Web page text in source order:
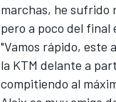
marchas, he sufrido
pero a poco del
"Vamos rápido, este
la KTM delante a
compitiendo al